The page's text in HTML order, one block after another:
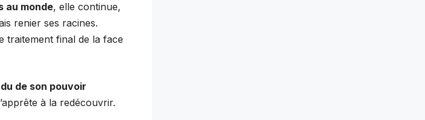
au monde, elle continue,
renier ses racines.
traitement final de la face
de son pouvoir
à la redécouvrir.